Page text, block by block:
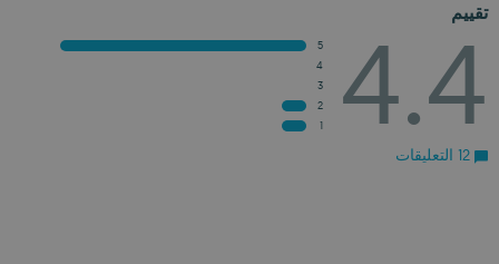
تقييم
4.4
5
4
3
2
1